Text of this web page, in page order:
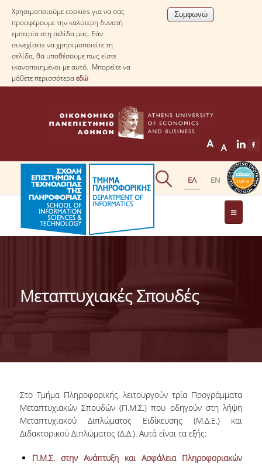
Χρησιμοποιούμε cookies για να σας
προσφέρουμε την καλύτερη δυνατή
εμπειρία στη σελίδα μας. Εάν
συνεχίσετε να χρησιμοποιείτε τη
σελίδα, θα υποθέσουμε πως είστε
ικανοποιημένοι με αυτό. Μπορείτε να
μάθετε περισσότεραεδώ
ΤΟ ΤΜΗΜΑ
ΑΠΟΣΤΟΛΗ ΤΟΥ ΤΜΗΜΑΤΟΣ
ΔΙΟΙΚΗΣΗ ΤΟΥ ΤΜΗΜΑΤΟΣ
ΤΟΜΕΑΣ Γ
ΑΝΘΡΩΠΙΝΟ ΔΥΝΑΜΙΚΟ
ΚΑΘΗΓΗΤΕΣ
Μεταπτυχιακές Σπουδές
Στο Τμήμα Πληροφορικής λειτουργούν τρία Προγράμματα
Μεταπτυχιακών Σπουδών (Π.Μ.Σ.) που οδηγούν στη λήψη
Μεταπτυχιακού Διπλώματος Ειδίκευσης (Μ.Δ.Ε.) και
Διδακτορικού Διπλώματος (Δ.Δ.). Αυτά είναι τα εξής:
Π.Μ.Σ. στην Ανάπτυξη και Ασφάλεια Πληροφοριακών